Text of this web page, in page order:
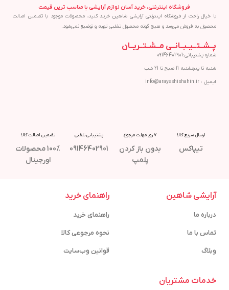
فروشگاه اینترنتی، خرید آسان لوازم آرایشی با مناسب ترین قیمت
با خیال راحت از فروشگاه اینترنتی آرایشی شاهین خرید کنید، محصولات موجود با تضمین اصالت
محصول به فروش می‌رسد و هیچ گونه محصول تقلبی تهیه و توضیع نمی‌شود.
پــشــتــیــبــانــی مــشــتــریــان
شماره پشتیبانی:09146402901
شنبه تا پنجشنبه 11 صبح تا 21 شب
ایمیل : info@arayeshishahin.ir
ارسال سریع کالا
تیپاکس
7 روز مهلت مرجوع
بدون باز کردن
پلمپ
پشتیبانی تلفنی
09146402901
تضمین اصالت کالا
100% محصولات
اورجینال
آرایشی شاهین
درباره ما
تماس با ما
وبلاگ
راهنمای خرید
راهنمای خرید
نحوه مرجوعی کالا
قوانین وب‌سایت
خدمات مشتریان